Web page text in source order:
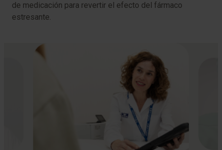
de medicación para revertir el efecto del fármaco
estresante.